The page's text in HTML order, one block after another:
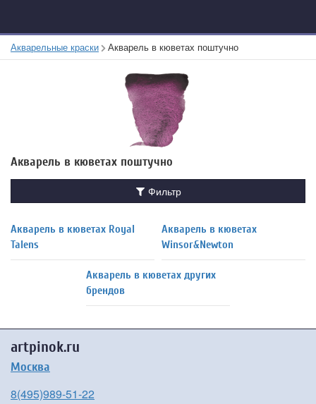
Акварельные краски Акварель в кюветах поштучно
Акварель в кюветах поштучно
Фильтр
Акварель в кюветах Royal
Talens
Акварель в кюветах
Winsor&Newton
Акварель в кюветах других
брендов
artpinok.ru
Москва
8(495)989-51-22